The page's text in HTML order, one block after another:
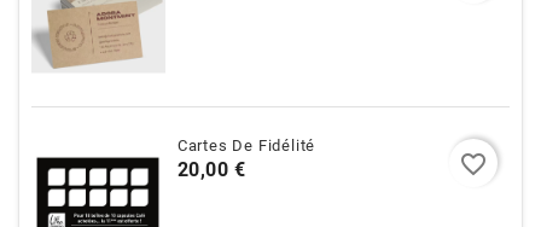
Cartes De Fidélité
20,00 €Prix favorite_border